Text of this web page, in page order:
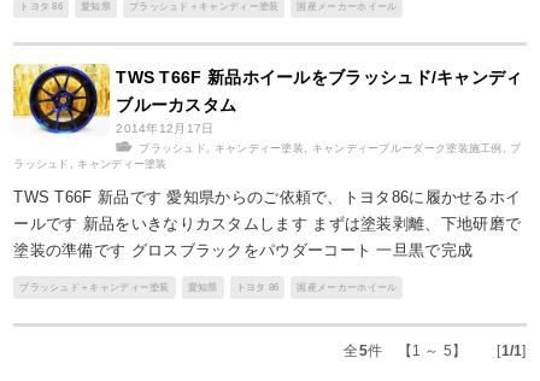
トヨタ 86 愛知県 ブラッシュド＋キャンディー塗装 国産メーカーホイール
TWS T66F 新品ホイールをブラッシュド/キャンディ
ブルーカスタム
2014年12月17日
ブラッシュド , キャンディー塗装 , キャンディーブルーダーク塗装施工例 , ブ
ラッシュド , キャンディー塗装
TWS T66F 新品です 愛知県からのご依頼で、トヨタ86に履かせるホイ
ールです 新品をいきなりカスタムします まずは塗装剥離、下地研磨で
塗装の準備です グロスブラックをパウダーコート 一旦黒で完成
ブラッシュド＋キャンディー塗装 愛知県 トヨタ 86 国産メーカーホイール
全5件 【1 ～ 5】 [1/1]